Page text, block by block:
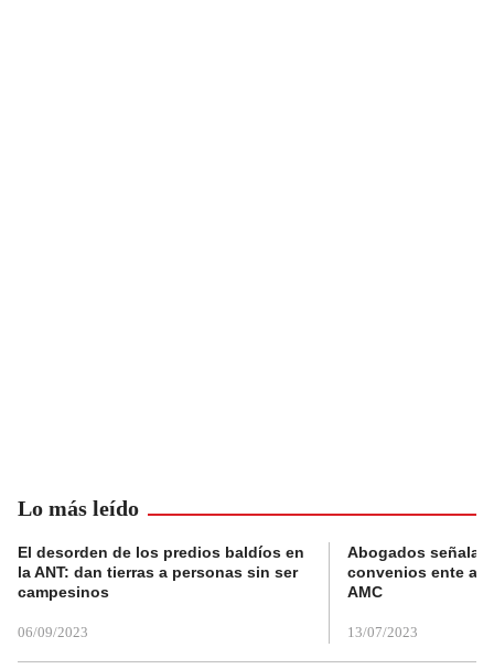
Lo más leído
El desorden de los predios baldíos en
la ANT: dan tierras a personas sin ser
campesinos
06/09/2023
Abogados
convenios ente
AMC
13/07/2023